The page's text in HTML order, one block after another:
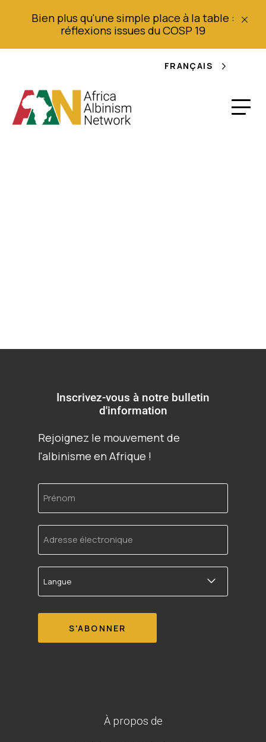
Bien plus qu'une simple place à la table :
réflexions issues du COSP 19
FRANÇAIS
Inscrivez-vous à notre bulletin
d'information
Rejoignez le mouvement de
l'albinisme en Afrique !
Prénom
Adresse
électronique
Langue
À propos de